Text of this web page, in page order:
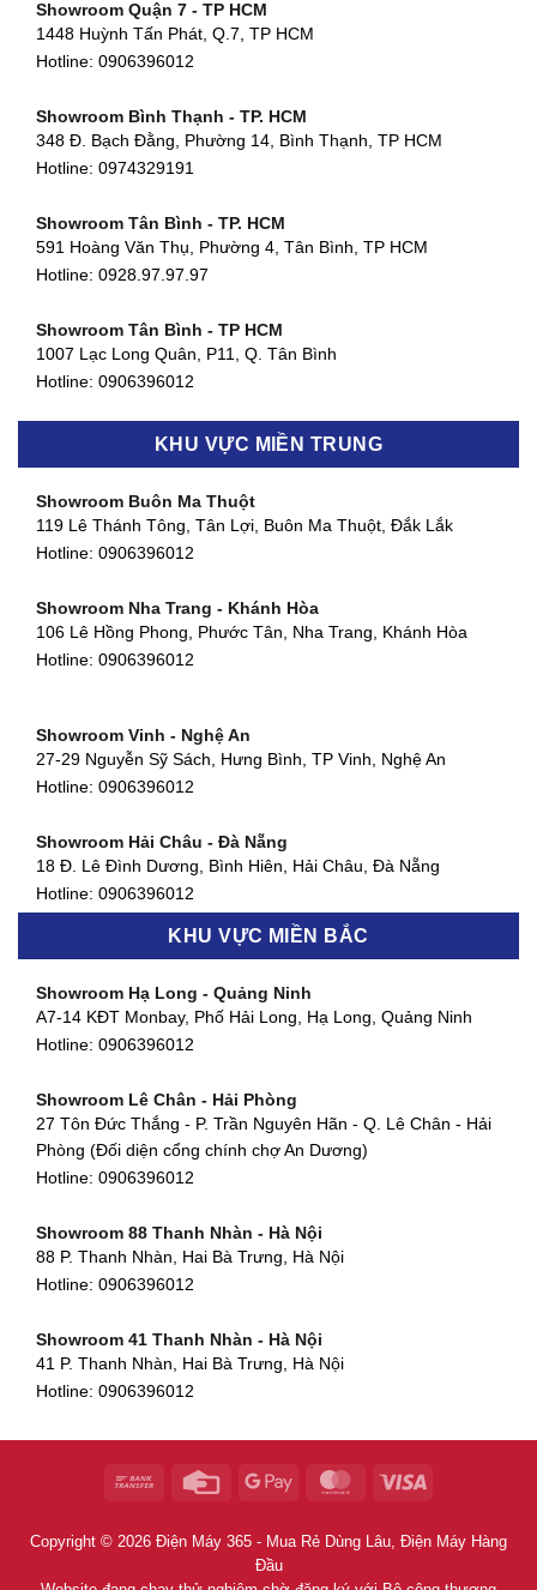
Showroom Quận 7 - TP HCM
1448 Huỳnh Tấn Phát, Q.7, TP HCM
Hotline: 0906396012
Showroom Bình Thạnh - TP. HCM
348 Đ. Bạch Đằng, Phường 14, Bình Thạnh, TP HCM
Hotline: 0974329191
Showroom Tân Bình - TP. HCM
591 Hoàng Văn Thụ, Phường 4, Tân Bình, TP HCM
Hotline: 0928.97.97.97
Showroom Tân Bình - TP HCM
1007 Lạc Long Quân, P11, Q. Tân Bình
Hotline: 0906396012
Showroom Biên Hòa - Đồng Nai
Showroom Thuận An - Bình Dương
Showroom Quận 11 - TP. HCM
Showroom Quận 4 - TP. HCM
127 Khánh Hội, Phường 3, Quận 4,TP. HCM
Showroom Quận 7 - TP. HCM
877 Huỳnh Tấn Phát, Phú Thuận, Quận 7, TP HCM
Hotline:0906396012
580 Phan Văn Trị, Phường 7, Quận 5, TP HCM
Hotline:0906396012
90 Đ. Cộng Hòa, Phường 4, Tân Bình, TP HCM
Hotline:0906396012
KHU VỰC MIỀN TRUNG
Showroom Buôn Ma Thuột
119 Lê Thánh Tông, Tân Lợi, Buôn Ma Thuột, Đắk Lắk
Hotline: 0906396012
Showroom Nha Trang - Khánh Hòa
106 Lê Hồng Phong, Phước Tân, Nha Trang, Khánh Hòa
Hotline: 0906396012
Showroom Vinh - Nghệ An
27-29 Nguyễn Sỹ Sách, Hưng Bình, TP Vinh, Nghệ An
Hotline: 0906396012
Showroom Hải Châu - Đà Nẵng
18 Đ. Lê Đình Dương, Bình Hiên, Hải Châu, Đà Nẵng
Hotline: 0906396012
Showroom Thanh Khê - Đà Nẵng
Hotline:0906396012
Showroom Cẩm Lệ - Đà Nẵng
Hotline:0906396012
Showroom Huế
54 Hùng Vương, Phú Hội, Thành phố Huế, Thừa Thiên Huế
Showroom Hà Tĩnh
82 Quang Trung, Thạch Quý, Hà Tĩnh
Showroom Quy Nhơn - Bình Định
956 Trần Hưng Đạo, P, Thành phố Quy Nhơn, Bình Định
KHU VỰC MIỀN BẮC
Showroom Hạ Long - Quảng Ninh
A7-14 KĐT Monbay, Phố Hải Long, Hạ Long, Quảng Ninh
Hotline: 0906396012
Showroom Lê Chân - Hải Phòng
27 Tôn Đức Thắng - P. Trần Nguyên Hãn - Q. Lê Chân - Hải
Phòng (Đối diện cổng chính chợ An Dương)
Hotline: 0906396012
Showroom 88 Thanh Nhàn - Hà Nội
88 P. Thanh Nhàn, Hai Bà Trưng, Hà Nội
Hotline: 0906396012
Showroom 41 Thanh Nhàn - Hà Nội
41 P. Thanh Nhàn, Hai Bà Trưng, Hà Nội
Hotline: 0906396012
268 P. Tây Sơn, Trung Liệt, Đống Đa, Hà Nội
Showroom Khâm Thiên - Hà Nội
Copyright © 2026 Điện Máy 365 - Mua Rẻ Dùng Lâu, Điện Máy Hàng
Đầu